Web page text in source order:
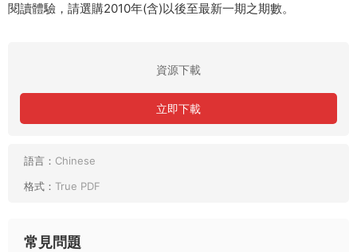
閱讀體驗，請選購2010年(含)以後至最新一期之期數。
資源下載
立即下載
語言： Chinese
格式： True PDF
常見問題